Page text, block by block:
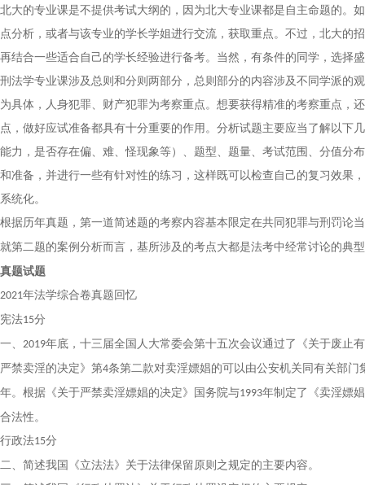
北大的专业课是不提供考试大纲的，因为北大专业课都是自主命题的。
点分析，或者与该专业的学长学姐进行交流，获取重点。不过，北大的
再结合一些适合自己的学长经验进行备考。当然，有条件的同学，选择
刑法学专业课涉及总则和分则两部分，总则部分的内容涉及不同学派的
为具体，人身犯罪、财产犯罪为考察重点。想要获得精准的考察重点，
点，做好应试准备都具有十分重要的作用。分析试题主要应当了解以下
能力，是否存在偏、难、怪现象等）、题型、题量、考试范围、分值分
和准备，并进行一些有针对性的练习，这样既可以检查自己的复习效果
系统化。
根据历年真题，第一道简述题的考察内容基本限定在共同犯罪与刑罚论
就第二题的案例分析而言，基所涉及的考点大都是法考中经常讨论的典
真题试题
2021年法学综合卷真题回忆
宪法15分
一、 2019年底，十三届全国人大常委会第十五次会议通过了《关于废止
严禁卖淫的决定》第4条第二款对卖淫嫖娼的可以由公安机关同有关部
年。根据《关于严禁卖淫嫖娼的决定》国务院与1993年制定了《卖淫嫖
合法性。
行政法15分
二、简述我国《立法法》关于法律保留原则之规定的主要内容。